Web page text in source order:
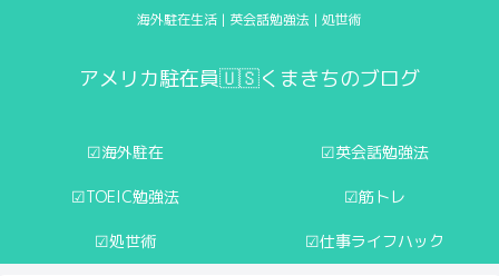
海外駐在生活 | 英会話勉強法 | 処世術
アメリカ駐在員🇺🇸くまきちのブログ
☑︎海外駐在 ☑︎英会話勉強法
☑︎TOEIC勉強法 ☑︎筋トレ
☑︎処世術 ☑︎仕事ライフハック